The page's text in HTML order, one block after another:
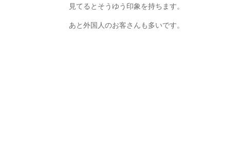
見てるとそうゆう印象を持ちます。
あと外国人のお客さんも多いです。